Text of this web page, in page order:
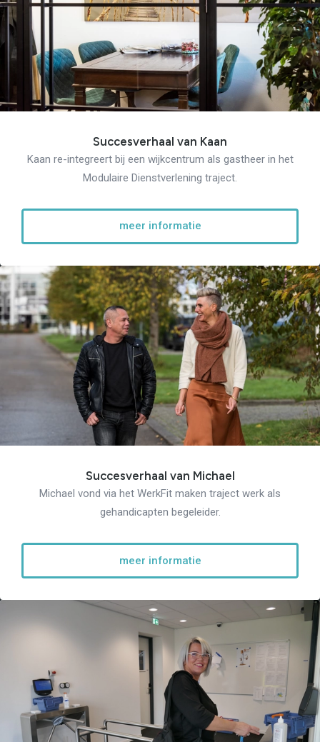
Succesverhaal van Kaan
Kaan re-integreert bij een wijkcentrum als gastheer in het
Modulaire Dienstverlening traject.
meer informatie
Succesverhaal van Michael
Michael vond via het WerkFit maken traject werk als
gehandicapten begeleider.
meer informatie